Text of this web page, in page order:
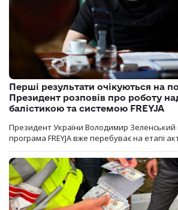
Перші результати очікуються на
Президент розповів про роботу
балістикою та системою FREYJA
Президент України Володимир
програма FREYJA вже перебуває на етапі